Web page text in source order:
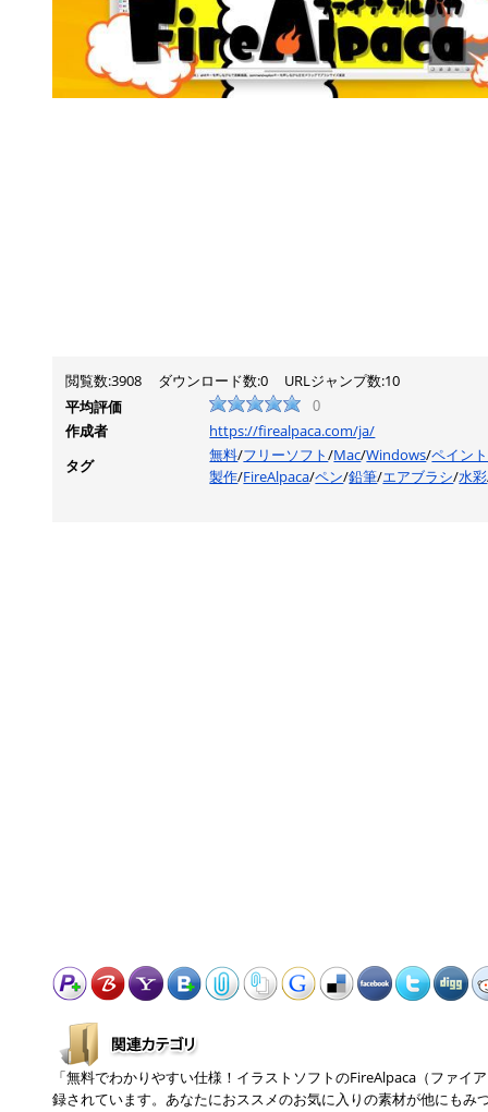
閲覧数:3908 ダウンロード数:0
URLジャンプ数:10
平均評価
0
作成者
https://firealpaca.com/ja/
タグ
無料/フリーソフト/Mac/Windows/ペイン
製作/FireAlpaca/ペン/鉛筆/エアブラシ/水彩
「無料でわかりやすい仕様！イラストソフトのFireAlpaca（ファイ
録されています。あなたにおススメのお気に入りの素材が他にもみ